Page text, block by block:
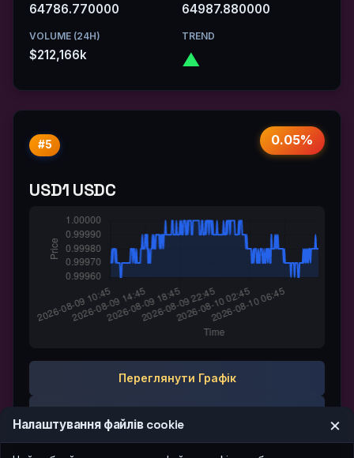
64786.770000 64987.880000
VOLUME (24H)
$212,166k
TREND
▲
#5 0.05%
USD1 USDC
Переглянути Графік
Налаштування файлів cookie ×